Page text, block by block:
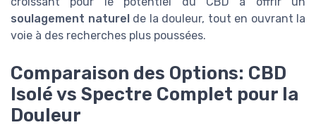
soulagement naturelde la douleur, tout en ouvrant la
voie à des recherches plus poussées.
Comparaison des Options: CBD
Isolé vs Spectre Complet pour la
Douleur